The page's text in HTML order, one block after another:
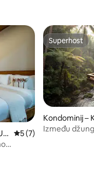
Prosječna ocjena: 5/5,
5 (7)
Superhost
Superhost
Kondominij –
Između